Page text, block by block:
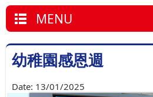
MENU
幼稚園感恩週
Date: 13/01/2025